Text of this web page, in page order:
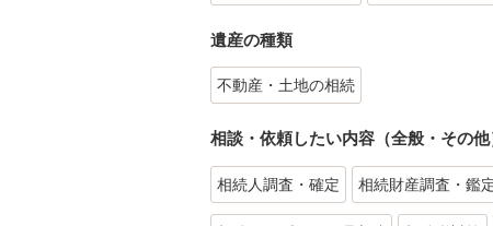
遺産の種類
不動産・土地の相続
相談・依頼したい内容（全般・その他
相続人調査・確定 相続財産調査・鑑